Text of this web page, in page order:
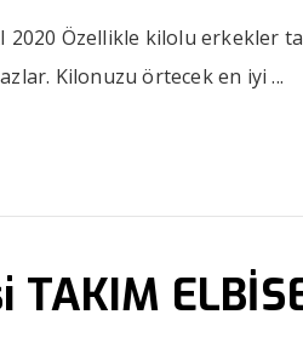
2020 Özellikle kilolu erkekler
Kilonuzu örtecek en iyi ...
TAKIM